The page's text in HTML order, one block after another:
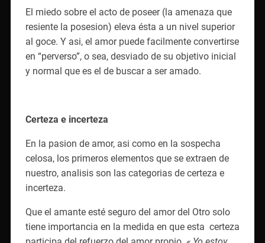
El miedo sobre el acto de poseer (la amenaza que
resiente la posesion) eleva ésta a un nivel superior
al goce. Y asi, el amor puede facilmente convertirse
en “perverso”, o sea, desviado de su objetivo inicial
y normal que es el de buscar a ser amado.
Certeza e incerteza
En la pasion de amor, asi como en la sospecha
celosa, los primeros elementos que se extraen de
nuestro, analisis son las categorias de certeza e
incerteza.
Que el amante esté seguro del amor del Otro solo
tiene importancia en la medida en que esta certeza